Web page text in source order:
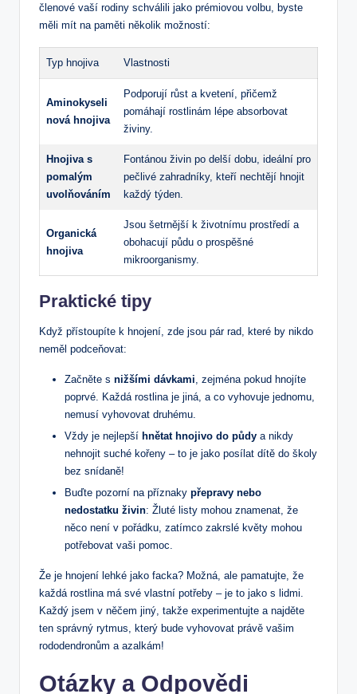
členové vaší rodiny schválili jako prémiovou volbu, byste‌
měli‍ mít na paměti několik možností:
Typ hnojiva Vlastnosti
Aminokyseli
nová hnojiva
Podporují růst a kvetení, přičemž
pomáhají rostlinám lépe absorbovat
živiny.
Hnojiva s
pomalým
uvolňováním
Fontánou živin po delší dobu, ideální​ pro
pečlivé zahradníky, kteří nechtějí ‍hnojit⁣
každý ⁤týden.
Organická
hnojiva
Jsou šetrnější k životnímu prostředí a
obohacují​ půdu o prospěšné
mikroorganismy.
Praktické tipy
Když přístoupíte k hnojení, zde jsou pár rad, které‌ by ‍nikdo
neměl podceňovat:
Začněte s nižšími dávkami , zejména pokud hnojíte
poprvé. Každá rostlina je‍ jiná, a co vyhovuje jednomu,
nemusí vyhovovat druhému.
Vždy je nejlepší⁣ hnětat hnojivo do půdy a⁤ nikdy
nehnojit suché kořeny – to je jako posílat dítě do školy
bez ⁢snídaně!
Buďte pozorní na příznaky přepravy nebo
nedostatku živin: Žluté listy mohou znamenat, že
něco ​není v pořádku, zatímco zakrslé květy mohou
potřebovat vaši pomoc.
Že je hnojení lehké ⁢jako facka? Možná, ale pamatujte, že
každá rostlina ‍má své vlastní potřeby – je to jako s lidmi.
Každý jsem v něčem jiný, takže experimentujte a najděte
ten správný rytmus, který bude vyhovovat právě vašim​
rododendronům a azalkám!
Otázky a Odpovědi